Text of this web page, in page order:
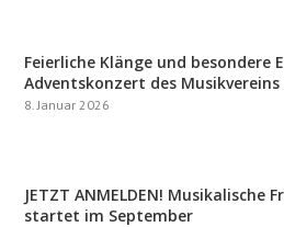
Feierliche Klänge und besondere
Adventskonzert des Musikvereins
8. Januar 2026
JETZT ANMELDEN! Musikalische
startet im September